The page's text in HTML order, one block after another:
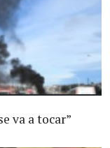
va a tocar”